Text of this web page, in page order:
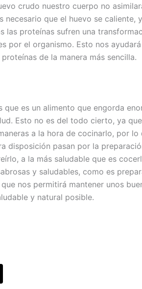
crudo nuestro cuerpo no
necesario que el huevo se caliente,
las proteínas sufren una
por el organismo. Esto nos
de la manera más sencilla.
que es un alimento que engorda
Esto no es del todo cierto, ya
a la hora de cocinarlo, por lo
disposición pasan por la
a la más saludable que es
y saludables, como es
nos permitirá mantener unos
y natural posible.